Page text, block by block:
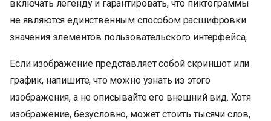
включать легенду и гарантировать, что пиктограммы
не являются единственным способом расшифровки
значения элементов пользовательского интерфейса,
Если изображение представляет собой скриншот или
график, напишите, что можно узнать из этого
изображения, а не описывайте его внешний вид. Хотя
изображение, безусловно, может стоить тысячи слов,